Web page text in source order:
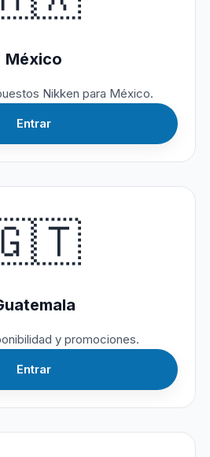
México
Nikken para México.
Entrar
y promociones.
Entrar